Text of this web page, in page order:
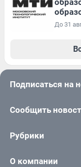
До 31
Подписаться на
Сообщить
Рубрики
О компании